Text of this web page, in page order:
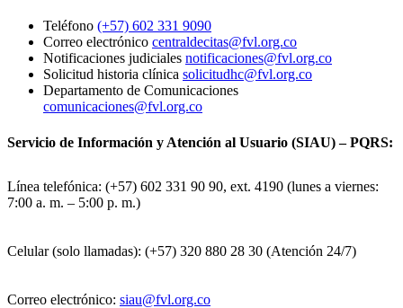
Teléfono (+57) 602 331 9090
Correo electrónico centraldecitas@fvl.org.co
Notificaciones judiciales notificaciones@fvl.org.co
Solicitud historia clínica solicitudhc@fvl.org.co
Departamento de Comunicaciones
comunicaciones@fvl.org.co
Servicio de Información y Atención al Usuario (SIAU) – PQRS:
Línea telefónica: (+57) 602 331 90 90, ext. 4190 (lunes a viernes:
7:00 a. m. – 5:00 p. m.)
Celular (solo llamadas): (+57) 320 880 28 30 (Atención 24/7)
Correo electrónico: siau@fvl.org.co